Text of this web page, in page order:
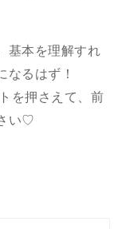
基本を理解すれ
なるはず！
を押さえて、前
い♡